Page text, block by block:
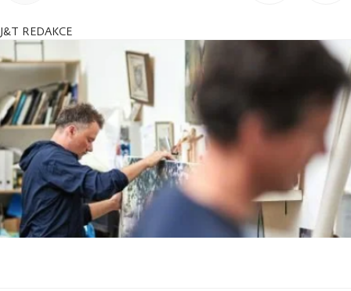
J&T REDAKCE